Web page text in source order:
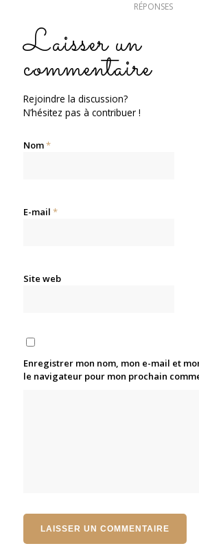
RÉPONSES
Laisser un
commentaire
Rejoindre la discussion?
N’hésitez pas à contribuer !
Nom*
E-mail *
Site web
Enregistrer mon nom, mon e-mail et
le navigateur pour mon prochain